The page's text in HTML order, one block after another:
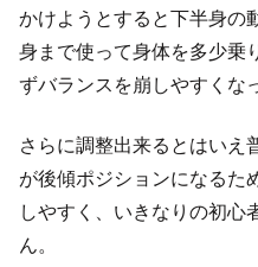
かけようとすると下半身の
身まで使って身体を多少乗
ずバランスを崩しやすくな
さらに調整出来るとはいえ
が後傾ポジションになるた
しやすく、いきなりの初心
ん。